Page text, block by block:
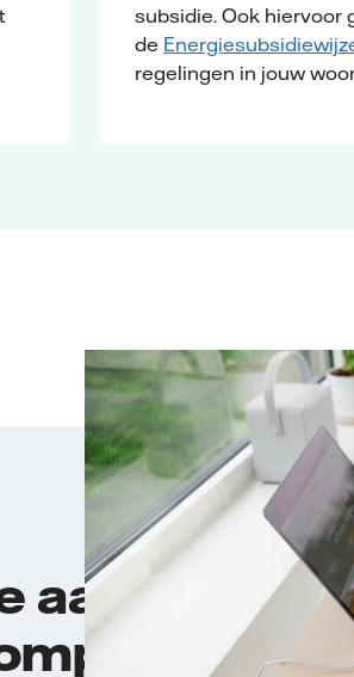
subsidie. Ook hiervoor
de
regelingen in jouw
aan